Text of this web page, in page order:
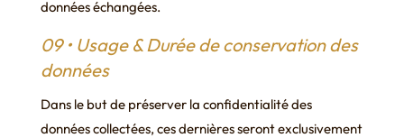
données échangées.
09 • Usage & Durée de conservation des
données
Dans le but de préserver la confidentialité des
données collectées, ces dernières seront exclusivement